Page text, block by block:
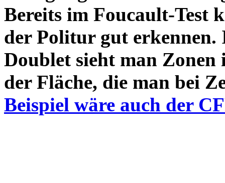
Bereits im Foucault-Test
der Politur gut
Doublet sieht man Zonen
der Fläche, die man bei
Beispiel wäre auch der